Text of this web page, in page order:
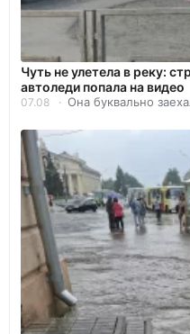
Чуть не улетела в реку:
автоледи попала на видео
07.08 Она буквально